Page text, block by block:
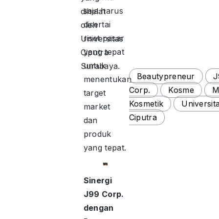
dihelat
oleh
Universitas
Ciputra
Surabaya.
saja harus
disertai
riset pasar
yang tepat
untuk
menentukan
target
market
dan
produk
yang tepat.
Sinergi
J99 Corp.
dengan
Beautypreneur
Corp.
Kosme
Kosmetik
Ciputra